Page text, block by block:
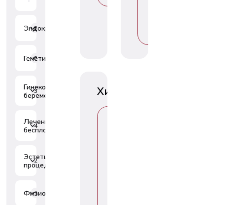
Хирургия
Эндокринология
2
Генетика
2
Гинекология и
беременность
3
Лечение
бесплодия
4
Эстетические
процедуры
2
Физиотерапия
1